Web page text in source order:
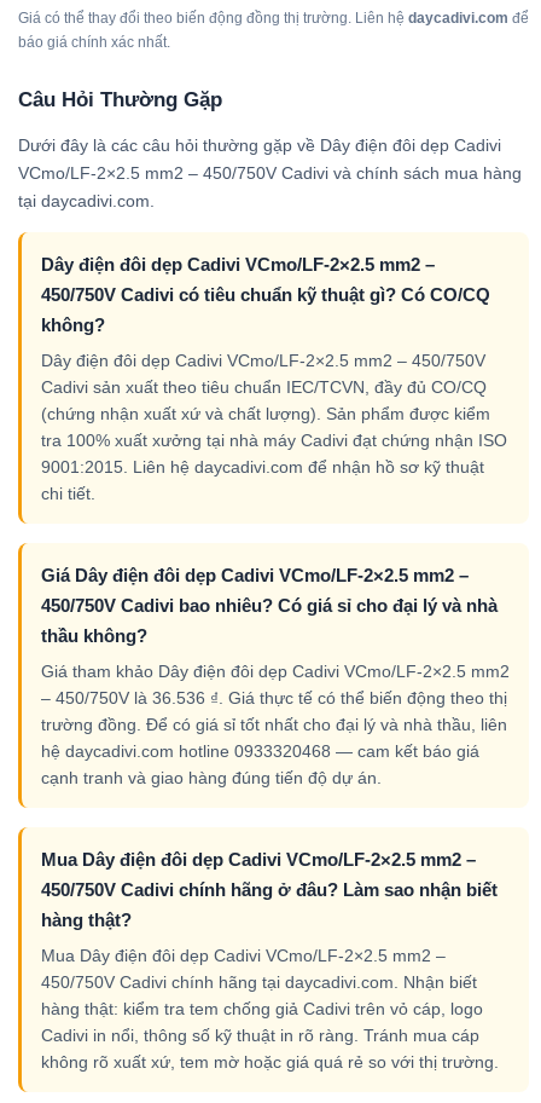
Giá có thể thay đổi theo biến động đồng thị trường. Liên hệ daycadivi.com để
báo giá chính xác nhất.
Câu Hỏi Thường Gặp
Dưới đây là các câu hỏi thường gặp về Dây điện đôi dẹp Cadivi
VCmo/LF-2×2.5 mm2 – 450/750V Cadivi và chính sách mua hàng
tại daycadivi.com.
Dây điện đôi dẹp Cadivi VCmo/LF-2×2.5 mm2 –
450/750V Cadivi có tiêu chuẩn kỹ thuật gì? Có CO/CQ
không?
Dây điện đôi dẹp Cadivi VCmo/LF-2×2.5 mm2 – 450/750V
Cadivi sản xuất theo tiêu chuẩn IEC/TCVN, đầy đủ CO/CQ
(chứng nhận xuất xứ và chất lượng). Sản phẩm được kiểm
tra 100% xuất xưởng tại nhà máy Cadivi đạt chứng nhận ISO
9001:2015. Liên hệ daycadivi.com để nhận hồ sơ kỹ thuật
chi tiết.
Giá Dây điện đôi dẹp Cadivi VCmo/LF-2×2.5 mm2 –
450/750V Cadivi bao nhiêu? Có giá sỉ cho đại lý và nhà
thầu không?
Giá tham khảo Dây điện đôi dẹp Cadivi VCmo/LF-2×2.5 mm2
– 450/750V là 36.536 ₫. Giá thực tế có thể biến động theo thị
trường đồng. Để có giá sỉ tốt nhất cho đại lý và nhà thầu, liên
hệ daycadivi.com hotline 0933320468 — cam kết báo giá
cạnh tranh và giao hàng đúng tiến độ dự án.
Mua Dây điện đôi dẹp Cadivi VCmo/LF-2×2.5 mm2 –
450/750V Cadivi chính hãng ở đâu? Làm sao nhận biết
hàng thật?
Mua Dây điện đôi dẹp Cadivi VCmo/LF-2×2.5 mm2 –
450/750V Cadivi chính hãng tại daycadivi.com. Nhận biết
hàng thật: kiểm tra tem chống giả Cadivi trên vỏ cáp, logo
Cadivi in nổi, thông số kỹ thuật in rõ ràng. Tránh mua cáp
không rõ xuất xứ, tem mờ hoặc giá quá rẻ so với thị trường.